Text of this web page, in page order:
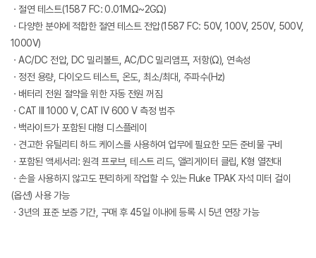
ㆍ절연 테스트(1587 FC: 0.01MΩ~2GΩ)
ㆍ다양한 분야에 적합한 절연 테스트 전압(1587 FC: 50V, 100V, 250V, 500V,
1000V)
ㆍAC/DC 전압, DC 밀리볼트, AC/DC 밀리앰프, 저항(Ω), 연속성
ㆍ정전 용량, 다이오드 테스트, 온도, 최소/최대, 주파수(Hz)
ㆍ배터리 전원 절약을 위한 자동 전원 꺼짐
ㆍCAT III 1000 V, CAT IV 600 V 측정 범주
ㆍ백라이트가 포함된 대형 디스플레이
ㆍ견고한 유틸리티 하드 케이스를 사용하여 업무에 필요한 모든 준비물 구비
ㆍ포함된 액세서리: 원격 프로브, 테스트 리드, 앨리게이터 클립, K형 열전대
ㆍ손을 사용하지 않고도 편리하게 작업할 수 있는 Fluke TPAK 자석 미터 걸이
(옵션) 사용 가능
ㆍ3년의 표준 보증 기간, 구매 후 45일 이내에 등록 시 5년 연장 가능